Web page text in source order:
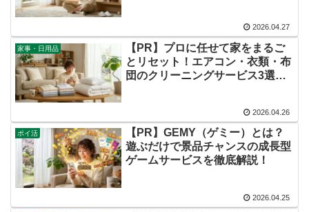
2026.04.27
家事・日用品
【PR】プロに任せて家をまるご
とリセット！エアコン・衣類・布
団のクリーニングサービス3選を
2026.04.26
ポイ活
【PR】GEMY（ゲミー）とは？
遊ぶだけで景品チャンスの成長型
ゲームサービスを徹底解説！
2026.04.25